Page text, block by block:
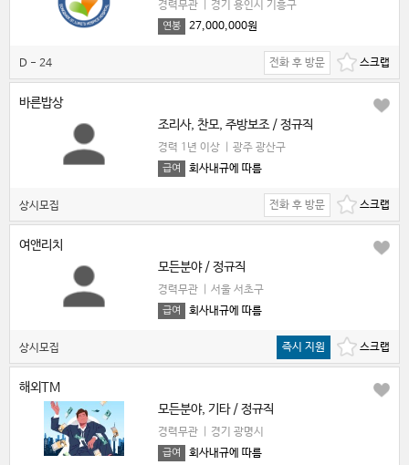
경력무관 경기 용인시 기흥구
연봉 27,000,000원
D - 24 전화 후 방문
바른밥상
조리사, 찬모, 주방보조 / 정규직
경력 1년 이상 광주 광산구
급여 회사내규에 따름
상시모집 전화 후 방문
여앤리치
모든분야 / 정규직
경력무관 서울 서초구
급여 회사내규에 따름
상시모집 즉시 지원
해외TM
모든분야, 기타 / 정규직
경력무관 경기 광명시
급여 회사내규에 따름